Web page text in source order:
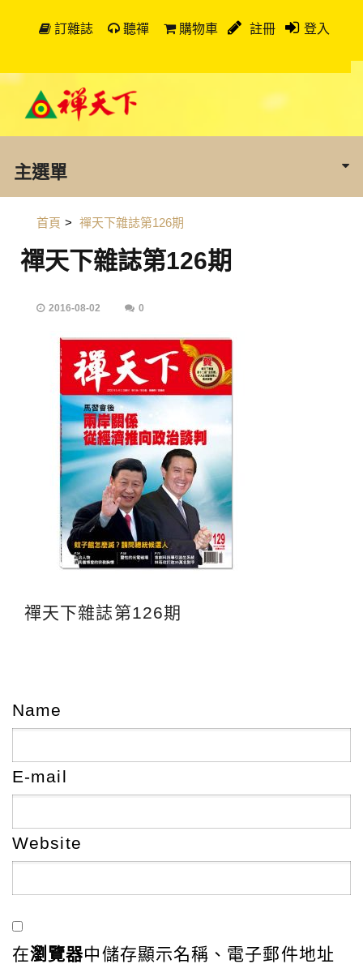
訂雜誌 聽禪 購物車 註冊 登入
主選單
首頁 > 禪天下雜誌第126期
禪天下雜誌第126期
2016-08-02 0
禪天下雜誌第126期
Name
E-mail
Website
在瀏覽器中儲存顯示名稱、電子郵件地址